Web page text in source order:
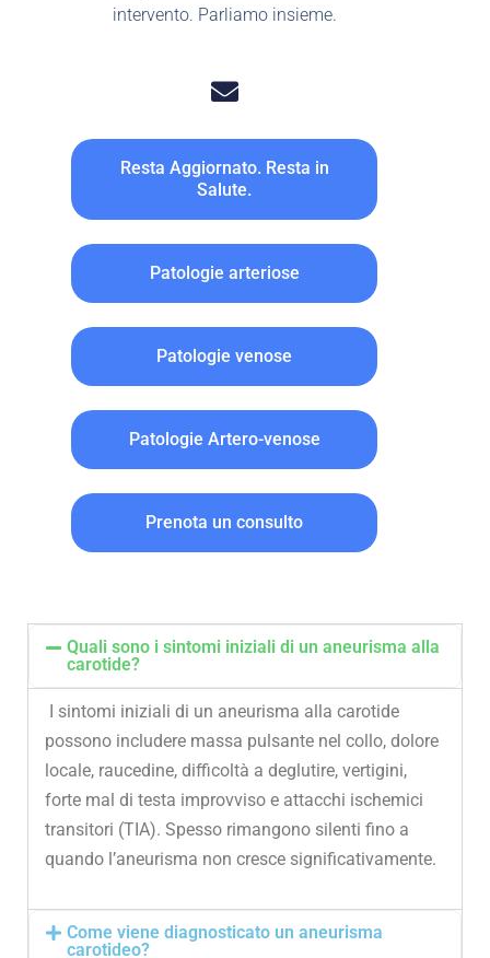
intervento. Parliamo insieme.
Resta Aggiornato. Resta in
Salute.
Patologie arteriose
Patologie venose
Patologie Artero-venose
Prenota un consulto
Quali sono i sintomi iniziali di un aneurisma alla
carotide?
I sintomi iniziali di un aneurisma alla carotide
possono includere massa pulsante nel collo, dolore
locale, raucedine, difficoltà a deglutire, vertigini,
forte mal di testa improvviso e attacchi ischemici
transitori (TIA). Spesso rimangono silenti fino a
quando l’aneurisma non cresce significativamente.
Come viene diagnosticato un aneurisma
carotideo?